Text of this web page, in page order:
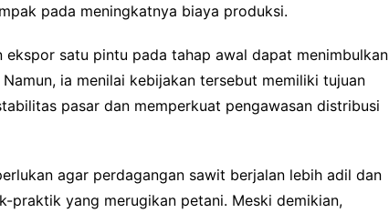
pada meningkatnya biaya produksi.
ekspor satu pintu pada tahap awal dapat menimbulkan
ia menilai kebijakan tersebut memiliki tujuan
pasar dan memperkuat pengawasan distribusi
agar perdagangan sawit berjalan lebih adil dan
praktik yang merugikan petani. Meski demikian,